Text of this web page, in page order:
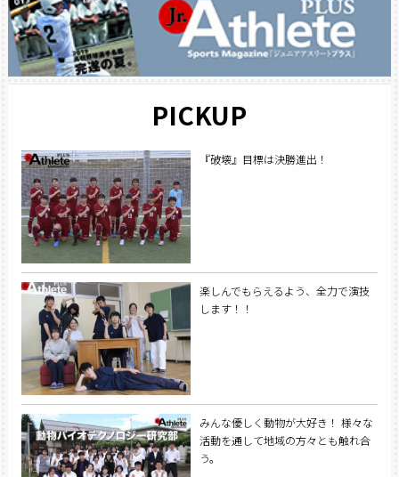
PICKUP
『破壊』目標は決勝進出！
楽しんでもらえるよう、全力で演技
します！！
みんな優しく動物が大好き！ 様々な
活動を通して地域の方々とも触れ合
う。